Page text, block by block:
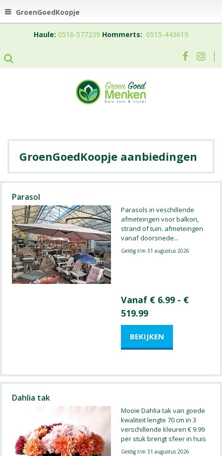
GroenGoedKoopje
Haule: 0516-577239 Hommerts: 0515-443619
aanbiedingen
Parasol
Parasols in veschillende
afmeteingen voor balkon,
strand of tuin. afmeteingen
vanaf doorsnede...
Geldig t/m 31 augustus 2026
Vanaf € 6.99 - €
519.99
Dahlia tak
Mooie Dahlia tak van goede
kwaliteit lengte 70 cm in 3
verschillende kleuren € 9.99
per stuk brengt sfeer in huis
Geldig t/m 31 augustus 2026